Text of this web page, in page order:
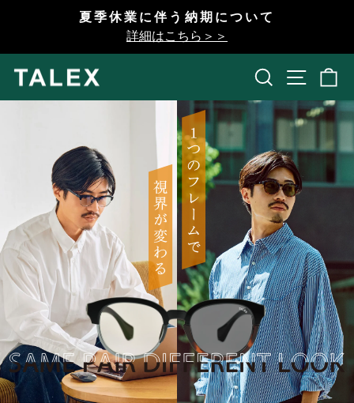
へ
一
時
夏季休業に伴う納期について
詳細はこちら＞＞
検索 開く